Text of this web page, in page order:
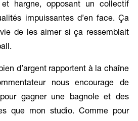
hargne, opposant un collectif
impuissantes d’en face. Ça
de les aimer si ça ressemblait
d’argent rapportent à la chaîne
nous encourage de
gagner une bagnole et des
que mon studio. Comme pour